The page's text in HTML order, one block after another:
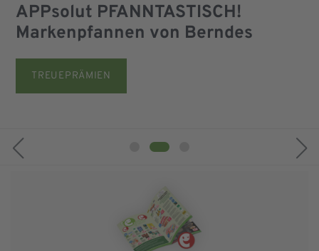
APPsolut PFANNTASTISCH!
Markenpfannen von Berndes
TREUEPRÄMIEN